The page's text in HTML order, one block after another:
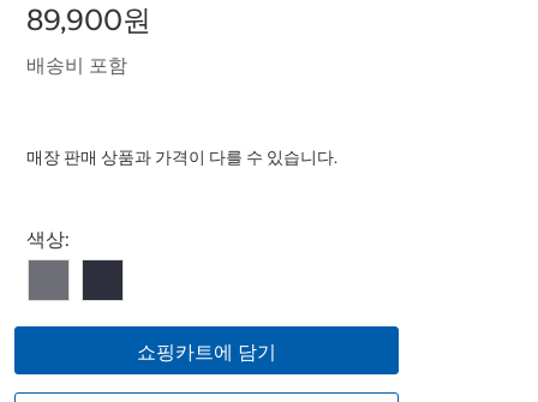
89,900원
배송비 포함
매장 판매 상품과 가격이 다를 수 있습니다.
Select product
색상:
쇼핑카트에 담기